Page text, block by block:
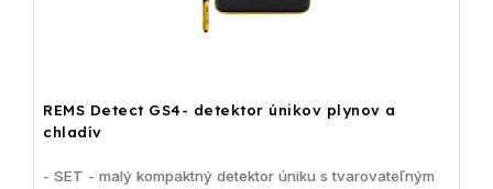
REMS Detect GS4- detektor únikov plynov a
chladív
- SET - malý kompaktný detektor úniku s tvarovateľným